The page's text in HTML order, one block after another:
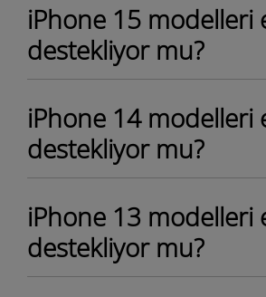
iPhone 15 modelleri
destekliyor mu?
iPhone 14 modelleri
destekliyor mu?
iPhone 13 modelleri
destekliyor mu?